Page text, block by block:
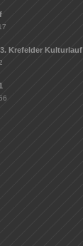
Krefelder Kulturlauf